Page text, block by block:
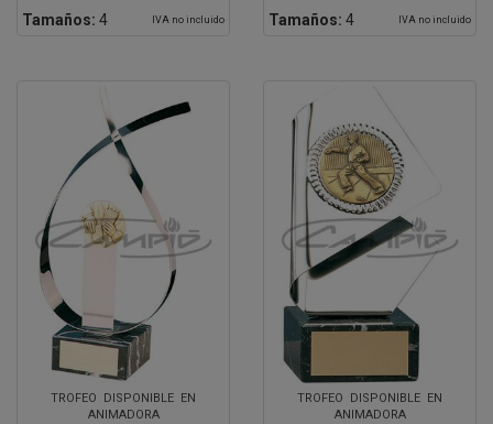
Tamaños: 4 IVA no incluido Tamaños: 4 IVA no incluido
TROFEO DISPONIBLE EN
ANIMADORA
TROFEO DISPONIBLE EN
ANIMADORA